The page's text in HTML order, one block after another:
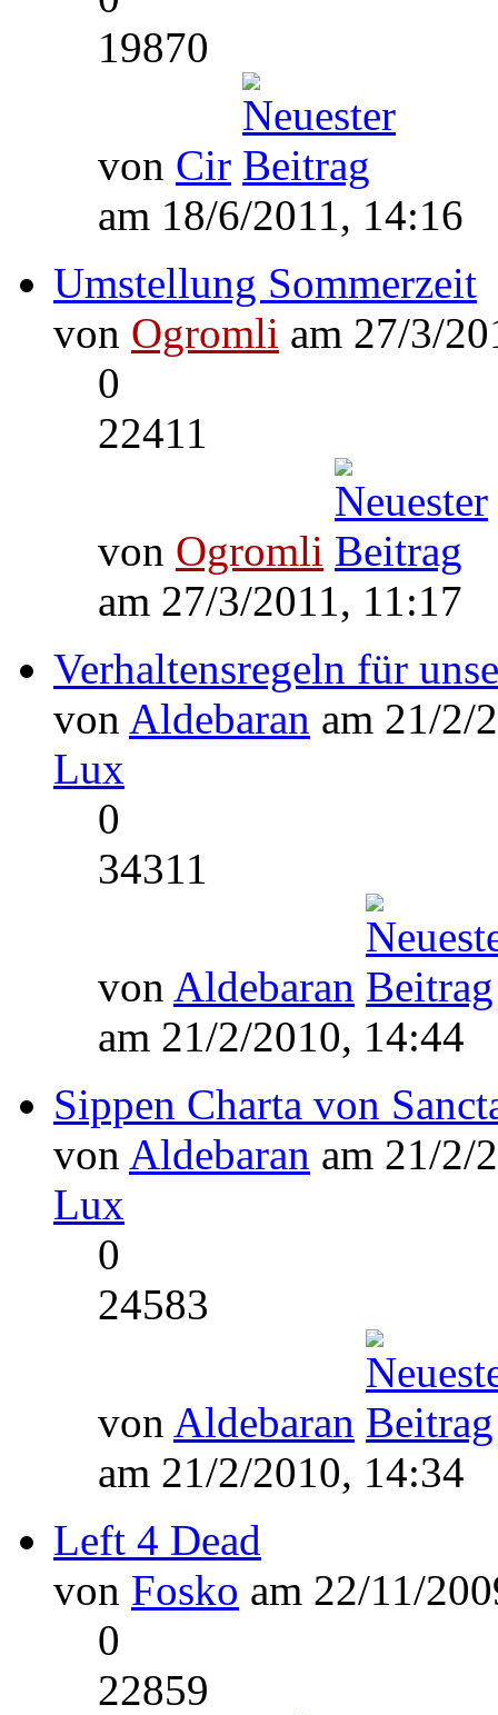
19870
von Cir
am 18/6/2011, 14:16
Umstellung Sommerzeit
von Ogromli am 27/3/
0
22411
von Ogromli
am 27/3/2011, 11:17
Verhaltensregeln für
von Aldebaran am 21/2/
Lux
0
34311
von Aldebaran
am 21/2/2010, 14:44
Sippen Charta von
von Aldebaran am 21/2/
Lux
0
24583
von Aldebaran
am 21/2/2010, 14:34
Left 4 Dead
von Fosko am 22/11/
0
22859